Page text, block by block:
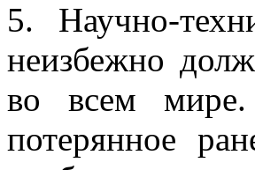
5. Научно-
неизбежно
во всем
потерянное